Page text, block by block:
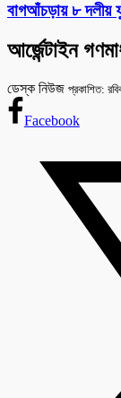
বাগআঁচড়ায় ৮ দলীয়
আর্জেন্টাইন
ডেস্ক নিউজ প্রকাশিত:
Facebook